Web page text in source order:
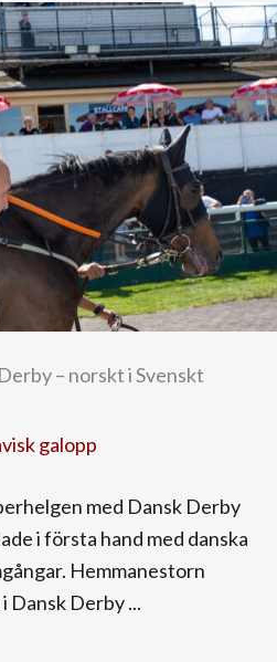
– norskt i Svenskt
galopp
med Dansk Derby
i första hand med danska
Hemmanestorn
Dansk Derby ...